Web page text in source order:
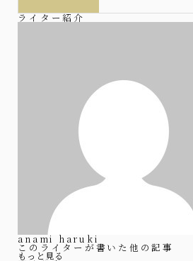
ライター紹介
anami haruki
このライターが書いた他の記事
もっと見る